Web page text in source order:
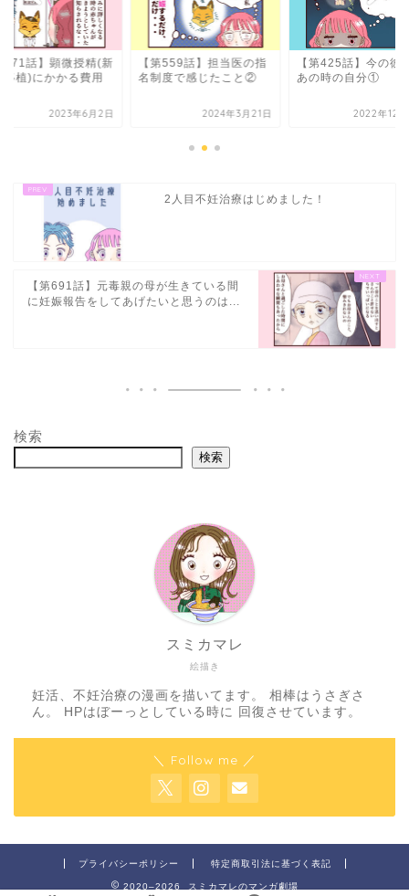
559話】担当医の指
度で感じたこと②
2024年3月21日
【第425話】今の彼女は
あの時の自分①
2022年12月20日
【第471話】顕微授
鮮胚移植)にかかる
2023年6
2人目不妊治療はじめました！
【第691話】元毒親の母が生きている間
に妊娠報告をしてあげたいと思うのは...
検索
検索
絵描き
スミカマレ
妊活、不妊治療の漫画を描いてます。 相棒はうさぎさ
ん。 HPはぼーっとしている時に 回復させています。
＼ Follow me ／
プライバシーポリシー 特定商取引法に基づく表記
2020–2026 スミカマレのマンガ劇場